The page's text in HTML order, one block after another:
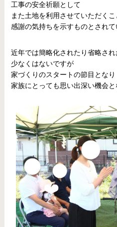
工事の安全祈願として
また土地を利用させていただく
感謝の気持ちを示すものとされて
近年では簡略化されたり省略さ
少なくはないですが
家づくりのスタートの節目となり
家族にとっても思い出深い機会と